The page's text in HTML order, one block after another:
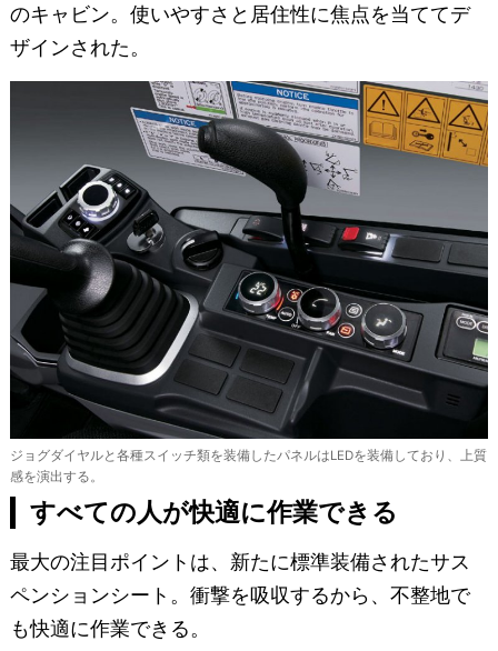
のキャビン。使いやすさと居住性に焦点を当ててデ
ザインされた。
ジョグダイヤルと各種スイッチ類を装備したパネルはLEDを装備しており、上質
感を演出する。
すべての人が快適に作業できる
最大の注目ポイントは、新たに標準装備されたサス
ペンションシート。衝撃を吸収するから、不整地で
も快適に作業できる。